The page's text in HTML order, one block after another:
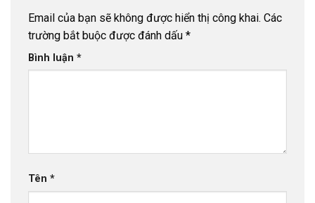
Email của bạn sẽ không được hiển thị công khai. Các
trường bắt buộc được đánh dấu *
Bình luận *
Tên *